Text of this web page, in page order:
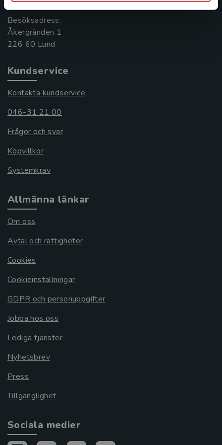
Besöksadress:
Åkergränden 1
Kundservice
Kontakta kundservice
046-31 21 00
Frågor och svar
Köpvillkor
Systemkrav
Allmänna länkar
Om oss
Avtal och rättigheter
Cookies
Cookieinställningar
GDPR och personuppgifter
Jobba hos oss
Lediga tjänster
Nyhetsbrev
Press
Tillgänglighet
Sociala medier